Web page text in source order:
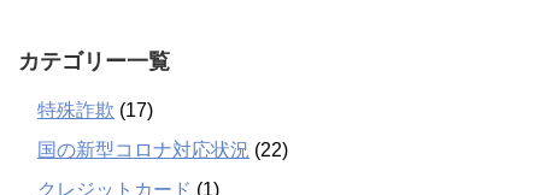
カテゴリー一覧
特殊詐欺 (17)
国の新型コロナ対応状況 (22)
クレジットカード (1)